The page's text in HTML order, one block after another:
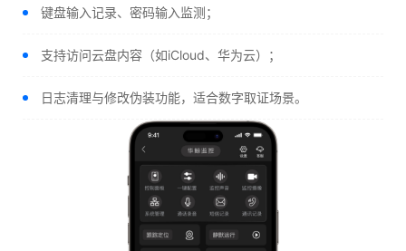
键盘输入记录、密码输入监测；
支持访问云盘内容（如iCloud、华为云）；
日志清理与修改伪装功能，适合数字取证场景。